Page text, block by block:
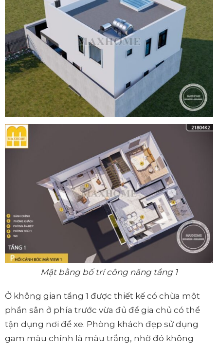
Mặt bằng bố trí công năng tầng 1
Ở không gian tầng 1 được thiết kế có chừa một
phần sân ở phía trước vừa đủ để gia chủ có thể
tận dụng nơi để xe. Phòng khách đẹp sử dụng
gam màu chính là màu trắng, nhờ đó không